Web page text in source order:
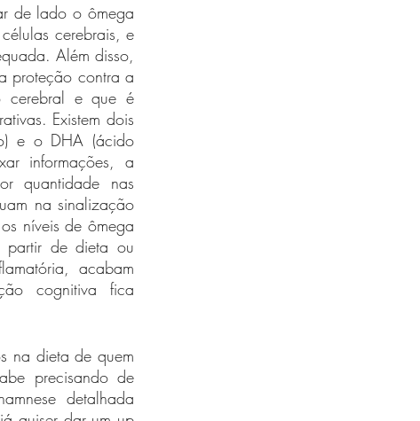
de lado o ômega
cerebrais, e
Além disso,
proteção contra a
cerebral e que é
Existem dois
e o DHA (ácido
informações, a
quantidade nas
na sinalização
níveis de ômega
partir de dieta ou
acabam
cognitiva fica
na dieta de quem
precisando de
detalhada